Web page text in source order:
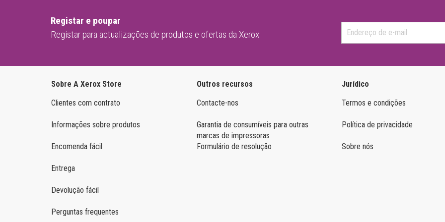
Registar e poupar
Registar para actualizações de produtos e ofertas da Xerox
Sobre A Xerox Store
Clientes com contrato
Informações sobre produtos
Encomenda fácil
Entrega
Devolução fácil
Perguntas frequentes
Outros recursos
Contacte-nos
Garantia de consumíveis para outras
marcas de impressoras
Formulário de resolução
Jurídico
Termos e condições
Política de privacidade
Sobre nós